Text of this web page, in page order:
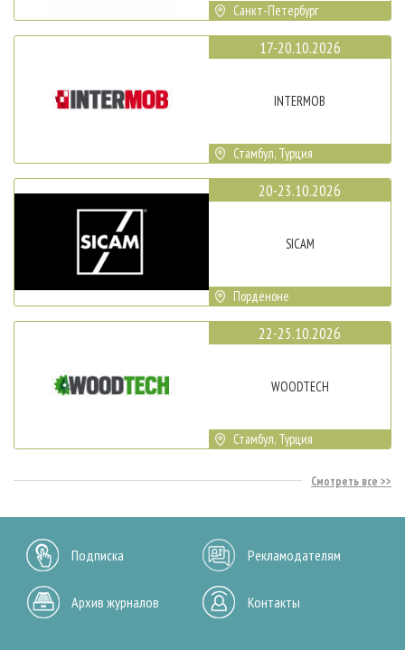
Санкт-Петербург
17-20.10.2026
INTERMOB
Стамбул, Турция
20-23.10.2026
SICAM
Порденоне
22-25.10.2026
WOODTECH
Стамбул, Турция
Смотреть все
Подписка Рекламодателям
Архив журналов Контакты